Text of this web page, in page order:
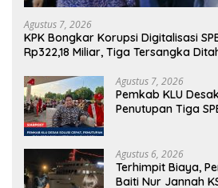
Agustus 7, 2026
KPK Bongkar Korupsi Digitalisasi
Rp322,18 Miliar, Tiga Tersangka
Agustus 7, 2026
Pemkab KLU
Penutupan Tiga
Agustus 6, 2026
Terhimpit Biaya,
Baiti Nur Jannah